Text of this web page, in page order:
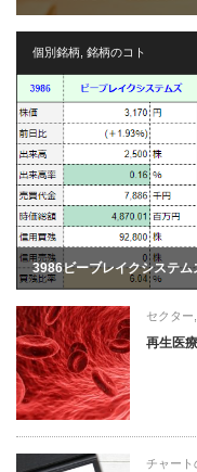
個別銘柄 銘柄のコト
3986ビーブレイクシステム
セクター
再生医
チャート